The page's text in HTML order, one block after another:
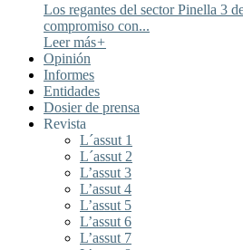
Los regantes del sector Pinella 3
compromiso con...
Leer más+
Opinión
Informes
Entidades
Dosier de prensa
Revista
L´assut 1
L´assut 2
L’assut 3
L’assut 4
L’assut 5
L’assut 6
L’assut 7